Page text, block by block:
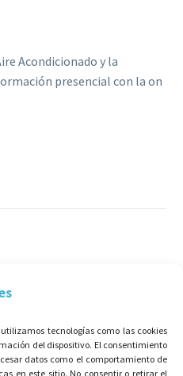
tecnologías como las cookies
del dispositivo. El consentimiento
datos como el comportamiento de
en este sitio. No consentir o retirar el
Acondicionado y la
presencial con la on